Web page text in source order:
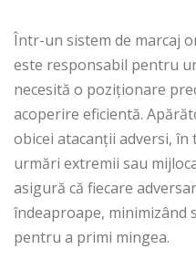
Într-un sistem de marcaj
este responsabil pentru
necesită o poziționare
acoperire eficientă.
obicei atacanții adversi,
urmări extremii sau
asigură că fiecare
îndeaproape,
pentru a primi mingea.